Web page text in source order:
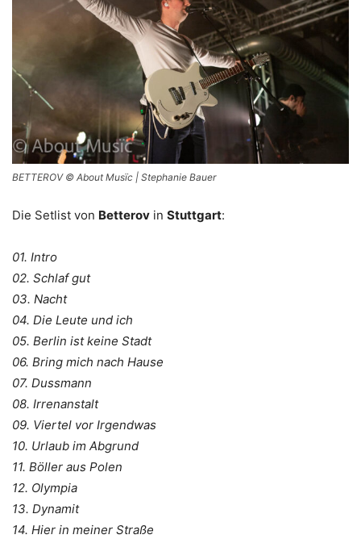
BETTEROV © About Musïc | Stephanie Bauer
Die Setlist von Betterov in Stuttgart:
01. Intro
02. Schlaf gut
03. Nacht
04. Die Leute und ich
05. Berlin ist keine Stadt
06. Bring mich nach Hause
07. Dussmann
08. Irrenanstalt
09. Viertel vor Irgendwas
10. Urlaub im Abgrund
11. Böller aus Polen
12. Olympia
13. Dynamit
14. Hier in meiner Straße